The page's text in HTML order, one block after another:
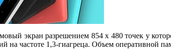
экран разрешением 854 х 480 точек у
частоте 1,3-гиагреца. Объем оперативной